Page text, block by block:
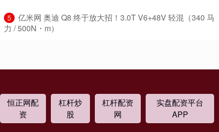
5
​亿米网 奥迪 Q8 终于放大招！3.0T V6+48V 轻混（340 马
力 / 500N・m）
恒正网配
资
杠杆炒
股
杠杆配资
网
实盘配资平台
APP